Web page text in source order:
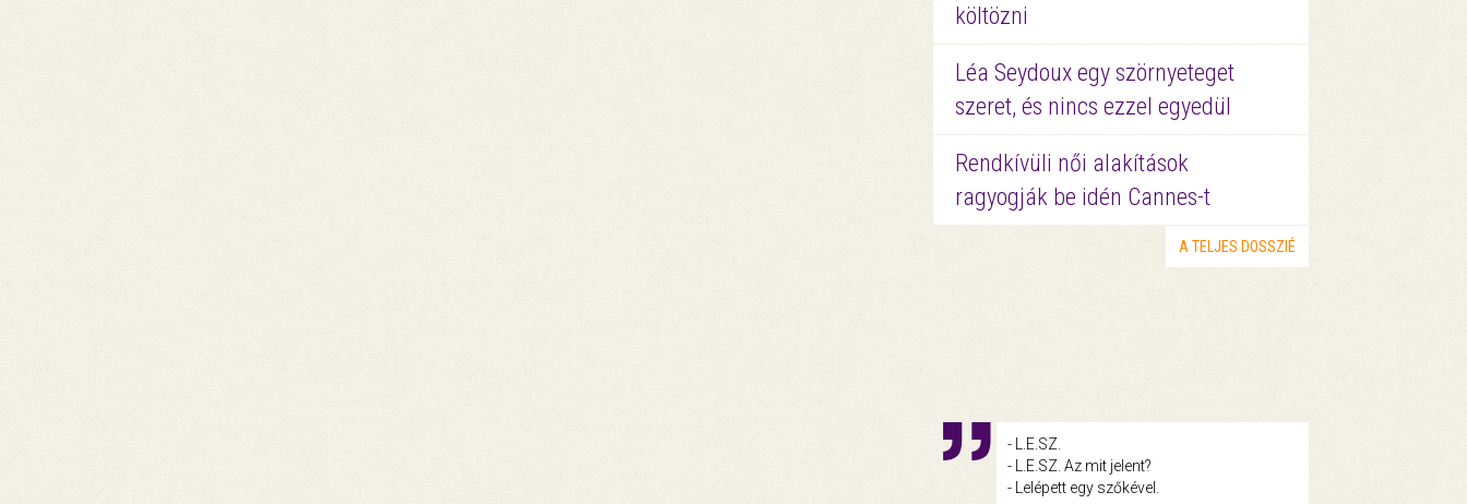
költözni
Léa Seydoux egy szörnyeteget
szeret, és nincs ezzel egyedül
Rendkívüli női alakítások
ragyogják be idén Cannes-t
A TELJES DOSSZIÉ
- L.E.SZ.
- L.E.SZ. Az mit jelent?
- Lelépett egy szőkével.